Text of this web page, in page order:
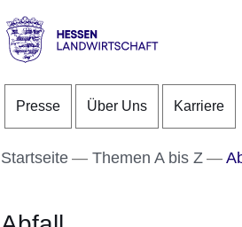
Direkt zum Kopf der
Direkt zum Inhalt
Direkt zum Fuß der
Landwirtschaft
Presse Über Uns Karriere
Startseite Themen A bis Z